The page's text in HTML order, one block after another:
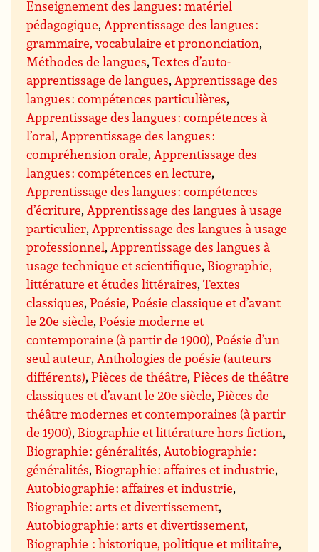
Enseignement des langues : matériel
pédagogique,Apprentissage des langues :
grammaire, vocabulaire et prononciation,
Méthodes de langues,Textes d’auto-
apprentissage de langues,Apprentissage des
langues : compétences particulières,
Apprentissage des langues : compétences à
l’oral,Apprentissage des langues :
compréhension orale,Apprentissage des
langues : compétences en lecture,
Apprentissage des langues : compétences
d’écriture,Apprentissage des langues à usage
particulier,Apprentissage des langues à usage
professionnel,Apprentissage des langues à
usage technique et scientifique, Biographie,
littérature et études littéraires,Textes
classiques,Poésie,Poésie classique et d’avant
le 20e siècle,Poésie moderne et
contemporaine (à partir de 1900),Poésie d’un
seul auteur,Anthologies de poésie (auteurs
différents),Pièces de théâtre,Pièces de théâtre
classiques et d’avant le 20e siècle,Pièces de
théâtre modernes et contemporaines (à partir
de 1900), Biographie et littérature hors fiction,
Biographie : généralités,Autobiographie :
généralités, Biographie : affaires et industrie,
Autobiographie : affaires et industrie,
Biographie : arts et divertissement,
Autobiographie : arts et divertissement,
Biographie : historique, politique et militaire,